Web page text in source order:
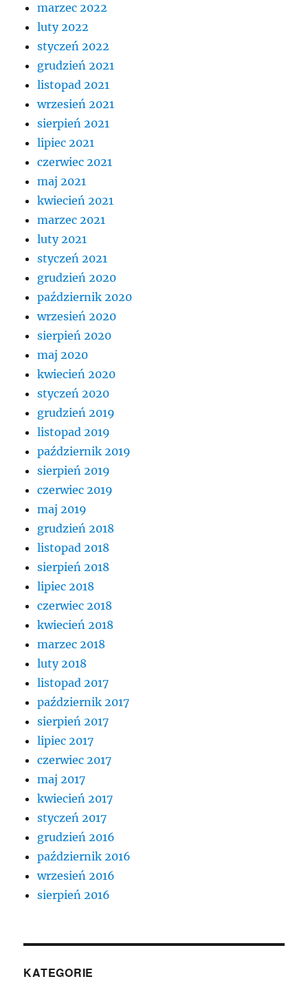
marzec 2022
luty 2022
styczeń 2022
grudzień 2021
listopad 2021
wrzesień 2021
sierpień 2021
lipiec 2021
czerwiec 2021
maj 2021
kwiecień 2021
marzec 2021
luty 2021
styczeń 2021
grudzień 2020
październik 2020
wrzesień 2020
sierpień 2020
maj 2020
kwiecień 2020
styczeń 2020
grudzień 2019
listopad 2019
październik 2019
sierpień 2019
czerwiec 2019
maj 2019
grudzień 2018
listopad 2018
sierpień 2018
lipiec 2018
czerwiec 2018
kwiecień 2018
marzec 2018
luty 2018
listopad 2017
październik 2017
sierpień 2017
lipiec 2017
czerwiec 2017
maj 2017
kwiecień 2017
styczeń 2017
grudzień 2016
październik 2016
wrzesień 2016
sierpień 2016
KATEGORIE